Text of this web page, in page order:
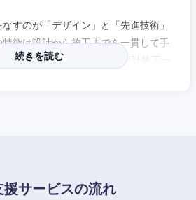
すのが「デザイン」と「先進技術」
徴は設計から施工までを一貫して手
実に全案件の約78％を「設計施工一
担うのが「竹中技術研究所」である。
続きを読む
援サービスの流れ